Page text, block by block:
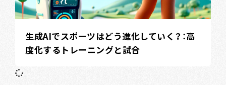
生成AIでスポーツはどう進化していく？：高
度化するトレーニングと試合